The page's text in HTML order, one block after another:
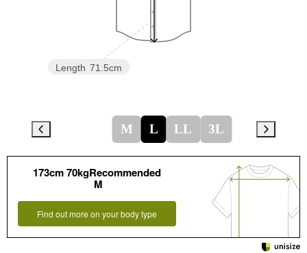
Length 71.5cm
M L LL 3L
173cm 70kgRecommended
M
Find out more on your body type